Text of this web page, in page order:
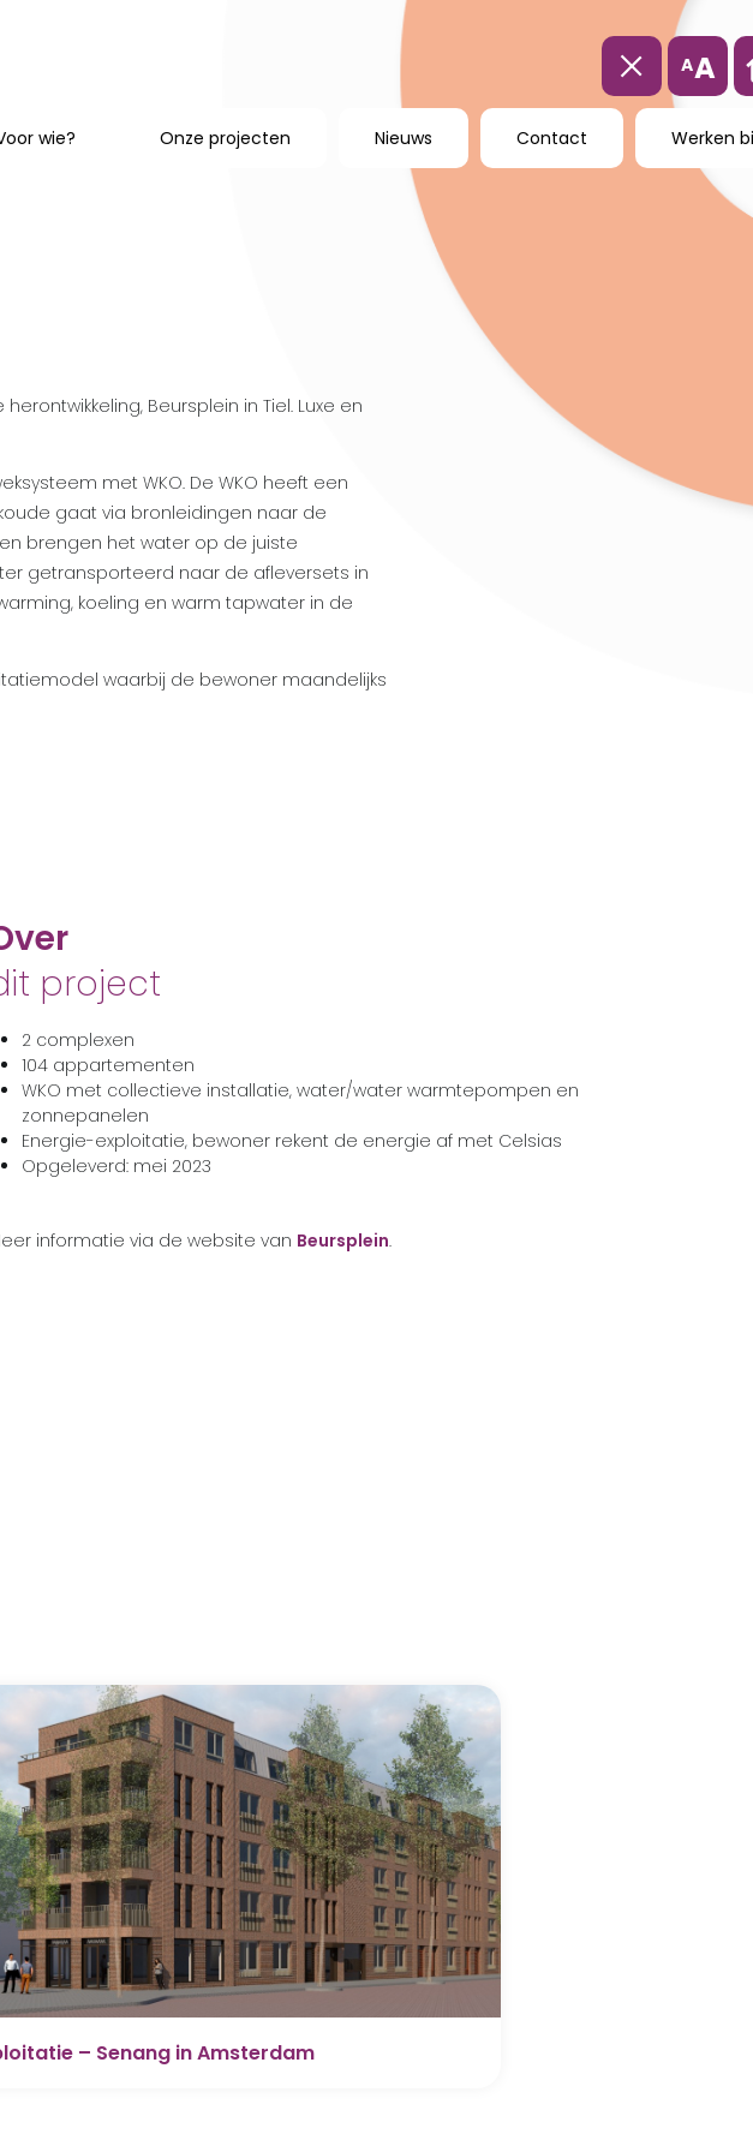
wie? Onze projecten Nieuws Contact Werken
AA
Beursplein in Tiel. Luxe en
met WKO. De WKO heeft een
gaat via bronleidingen naar de
brengen het water op de juiste
getransporteerd naar de afleversets in
koeling en warm tapwater in de
waarbij de bewoner maandelijks
project
2 complexen
104 appartementen
WKO met collectieve installatie, water/water warmtepompen en
zonnepanelen
Energie-exploitatie, bewoner rekent de energie af met Celsias
Opgeleverd: mei 2023
informatie via de website van Beursplein.
– Senang in Amsterdam